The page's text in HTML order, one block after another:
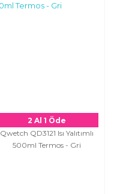
2 Al 1 Öde
Qwetch QD3121 Isı Yalıtımlı
500ml Termos - Gri